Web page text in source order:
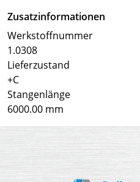
Zusatzinformationen
Werkstoffnummer
1.0308
Lieferzustand
+C
Stangenlänge
6000.00 mm